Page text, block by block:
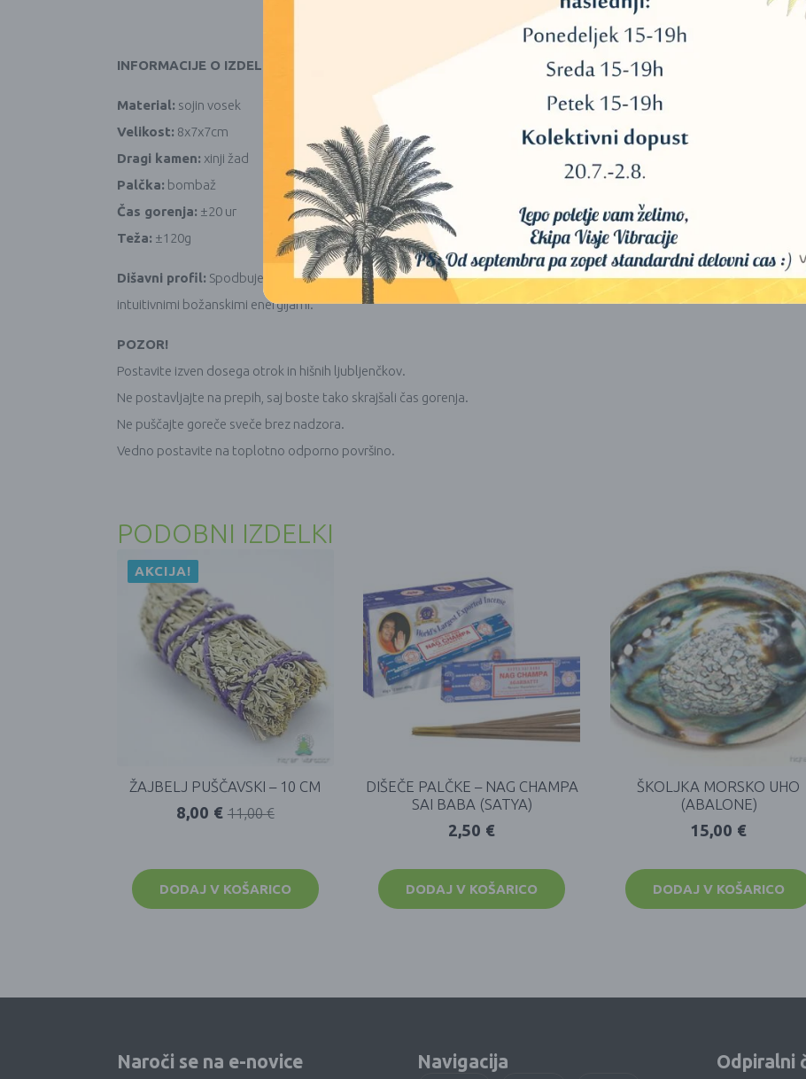
INFORMACIJE O IZDELKU
Material: sojin vosek
Velikost: 8x7x7cm
Dragi kamen: xinji žad
Palčka: bombaž
Čas gorenja: ±20 ur
Teža: ±120g
Dišavni profil: Spodbujevalne arome jasmina in ouda nas ohranjajo prizemljene z močnimi mejami, da se globoko
intuitivnimi božanskimi energijami.
POZOR!
Postavite izven dosega otrok in hišnih ljubljenčkov.
Ne postavljajte na prepih, saj boste tako skrajšali čas gorenja.
Ne puščajte goreče sveče brez nadzora.
Vedno postavite na toplotno odporno površino.
PODOBNI IZDELKI
AKCIJA!
ŽAJBELJ PUŠČAVSKI – 10 CM
11,00€
8,00 €
DODAJ V KOŠARICO
DIŠEČE PALČKE – NAG CHAMPA
SAI BABA (SATYA)
2,50 €
DODAJ V KOŠARICO
ŠKOLJKA MORSKO UHO
(ABALONE)
15,00 €
DODAJ V KOŠARICO
Naroči se na e-novice Navigacija Odpiralni